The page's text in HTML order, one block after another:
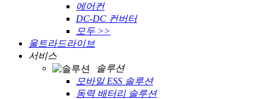
에어컨
DC-DC 컨버터
모두 >>
울트라드라이브
서비스
솔루션
모바일 ESS 솔루션
동력 배터리 솔루션